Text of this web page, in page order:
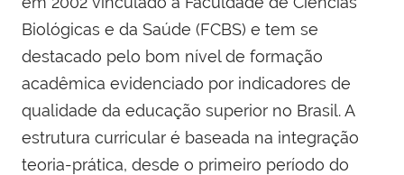
Biológicas e da Saúde (FCBS) e tem se
destacado pelo bom nível de formação
acadêmica evidenciado por indicadores de
qualidade da educação superior no Brasil. A
estrutura curricular é baseada na integração
teoria-prática, desde o primeiro período do